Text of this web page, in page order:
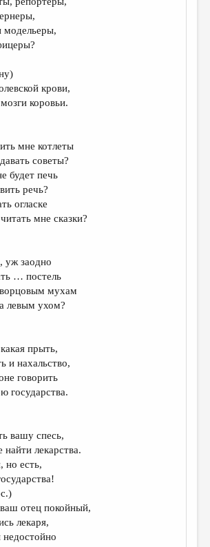
модельеры,
крови,
коровьи.
мне котлеты
советы?
будет печь
речь?
огласке
мне сказки?
уж заодно
… постель
мухам
левым ухом?
прыть,
и нахальство,
говорить
государства.
вашу спесь,
лекарства.
но есть,
отец покойный,
лекаря,